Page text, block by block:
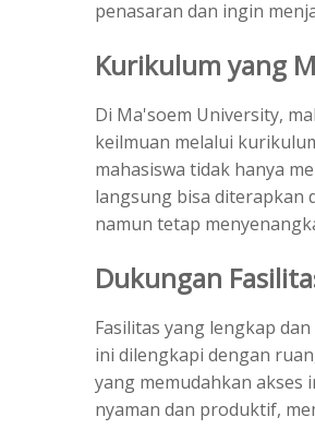
penasaran dan ingin
Kurikulum yang
Di Ma'soem University,
keilmuan melalui
mahasiswa tidak hanya
langsung bisa diterapkan
namun tetap
Dukungan
Fasilitas yang lengkap
ini dilengkapi dengan
yang memudahkan akses
nyaman dan produktif,